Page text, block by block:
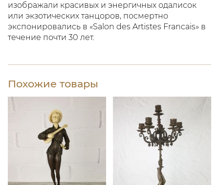
изображали красивых и энергичных одалисок
или экзотических танцоров, посмертно
экспонировались в «Salon des Artistes Francais» в
течение почти 30 лет.
Похожие товары